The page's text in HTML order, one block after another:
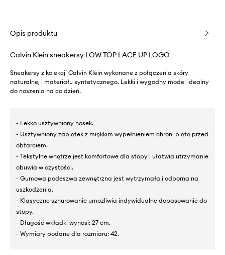
Opis produktu
Calvin Klein sneakersy LOW TOP LACE UP LOGO
Sneakersy z kolekcji Calvin Klein wykonane z połączenia skóry
naturalnej i materiału syntetycznego. Lekki i wygodny model idealny
do noszenia na co dzień.
- Lekko usztywniony nosek.
- Usztywniony zapiętek z miękkim wypełnieniem chroni piętę przed
obtarciem.
- Tekstylne wnętrze jest komfortowe dla stopy i ułatwia utrzymanie
obuwia w czystości.
- Gumowa podeszwa zewnętrzna jest wytrzymała i odporna na
uszkodzenia.
- Klasyczne sznurowanie umożliwia indywidualne dopasowanie do
stopy.
- Długość wkładki wynosi: 27 cm.
- Wymiary podane dla rozmiaru: 42.